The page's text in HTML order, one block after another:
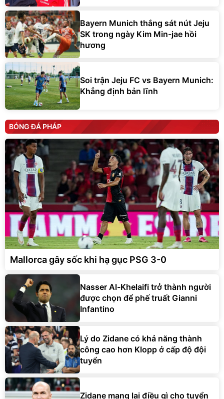
Bayern Munich thắng sát nút Jeju
SK trong ngày Kim Min-jae hồi
hương
Soi trận Jeju FC vs Bayern Munich:
Khẳng định bản lĩnh
BÓNG ĐÁ PHÁP
Mallorca gây sốc khi hạ gục PSG 3-0
Nasser Al-Khelaifi trở thành người
được chọn để phế truất Gianni
Infantino
Lý do Zidane có khả năng thành
công cao hơn Klopp ở cấp độ đội
tuyển
Zidane mang lại điều gì cho tuyển